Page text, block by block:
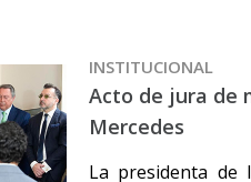
INSTITUCIONAL
Acto de jura de
Mercedes
La presidenta de